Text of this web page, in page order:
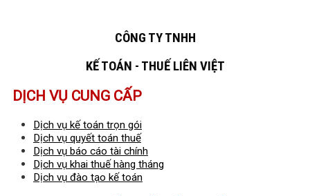
CÔNG TY TNHH
KẾ TOÁN - THUẾ LIÊN VIỆT
DỊCH VỤ CUNG CẤP
Dịch vụ kế toán trọn gói
Dịch vụ quyết toán thuế
Dịch vụ báo cáo tài chính
Dịch vụ khai thuế hàng tháng
Dịch vụ đào tạo kế toán